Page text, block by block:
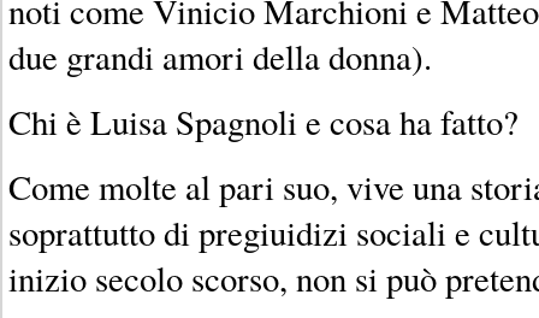
noti come Vinicio Marchioni e
due grandi amori della donna).
Chi è Luisa Spagnoli e cosa ha fatto?
Come molte al pari suo, vive una
soprattutto di pregiuidizi sociali e
inizio secolo scorso, non si può